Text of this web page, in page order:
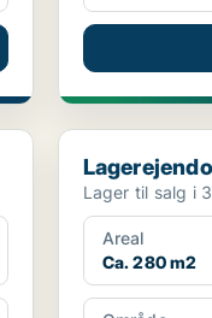
Lagerejendom i
Lager til salg i
Areal
Ca. 280 m2